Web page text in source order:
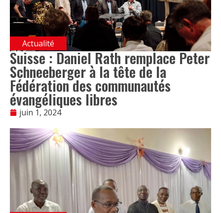
Actualité
Suisse : Daniel Rath remplace Peter
Schneeberger à la tête de la
Fédération des communautés
évangéliques libres
juin 1, 2024